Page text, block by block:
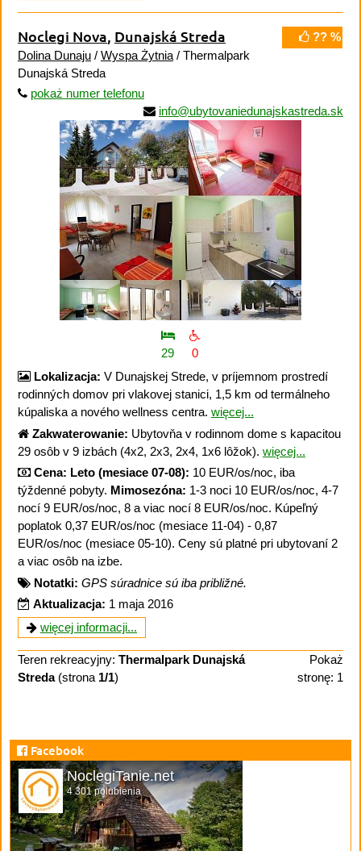
?? %
Noclegi Nova, Dunajská Streda
Dolina Dunaju / Wyspa Żytnia / Thermalpark
Dunajská Streda
pokaż numer telefonu
info@ubytovaniedunajskastreda.sk
29
0
Lokalizacja: V Dunajskej Strede, v príjemnom prostredí
rodinných domov pri vlakovej stanici, 1,5 km od termálneho
kúpaliska a nového wellness centra. więcej...
Zakwaterowanie: Ubytovňa v rodinnom dome s kapacitou
29 osôb v 9 izbách (4x2, 2x3, 2x4, 1x6 lôžok). więcej...
Cena: Leto (mesiace 07-08): 10 EUR/os/noc, iba
týždenné pobyty. Mimosezóna: 1-3 noci 10 EUR/os/noc, 4-7
nocí 9 EUR/os/noc, 8 a viac nocí 8 EUR/os/noc. Kúpeľný
poplatok 0,37 EUR/os/noc (mesiace 11-04) - 0,87
EUR/os/noc (mesiace 05-10). Ceny sú platné pri ubytovaní 2
a viac osôb na izbe.
Notatki: GPS súradnice sú iba približné.
Aktualizacja: 1 maja 2016
więcej informacji...
Teren rekreacyjny: Thermalpark Dunajská
Streda(strona 1/1)
Pokaż
stronę: 1
Facebook
NoclegiTanie.net
4 301 polubienia